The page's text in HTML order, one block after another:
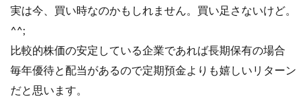
実は今、買い時なのかもしれません。買い足さないけど。
^^;
比較的株価の安定している企業であれば長期保有の場合
毎年優待と配当があるので定期預金よりも嬉しいリターン
だと思います。